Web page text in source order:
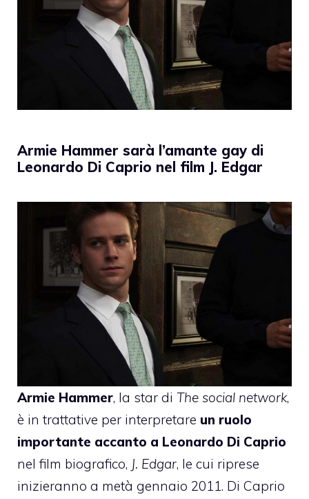
Armie Hammer sarà l’amante gay di
Leonardo Di Caprio nel film J. Edgar
Armie Hammer, la star di The social network,
è in trattative per interpretare un ruolo
importante accanto a Leonardo Di Caprio
nel film biografico, J. Edgar, le cui riprese
inizieranno a metà gennaio 2011. Di Caprio